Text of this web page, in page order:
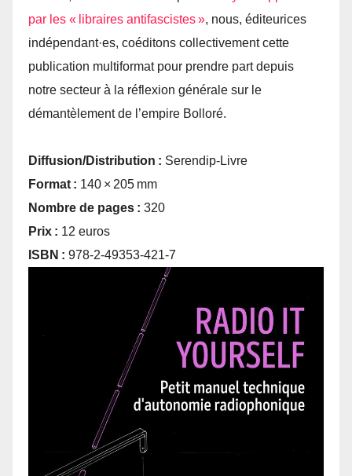
par les « libraires antifascistes », nous, éditeurices
indépendant·es, coéditons collectivement cette
publication multiformat pour prendre part depuis
notre secteur à la réflexion générale sur le
démantèlement de l’empire Bolloré.
Diffusion/Distribution : Serendip-Livre
Format : 140 × 205 mm
Nombre de pages : 320
Prix : 12 euros
ISBN : 978-2-49353-421-7